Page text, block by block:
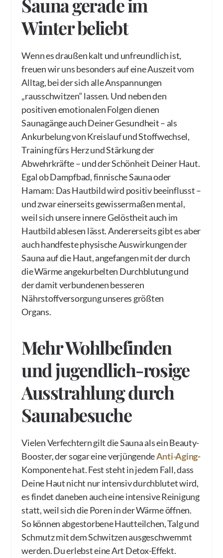
Sauna gerade im
Winter beliebt
Wenn es draußen kalt und unfreundlich ist,
freuen wir uns besonders auf eine Auszeit vom
Alltag, bei der sich alle Anspannungen
„rausschwitzen“ lassen. Und neben den
positiven emotionalen Folgen dienen
Saunagänge auch Deiner Gesundheit – als
Ankurbelung von Kreislauf und Stoffwechsel,
Training fürs Herz und Stärkung der
Abwehrkräfte – und der Schönheit Deiner Haut.
Egal ob Dampfbad, finnische Sauna oder
Hamam: Das Hautbild wird positiv beeinflusst –
und zwar einerseits gewissermaßen mental,
weil sich unsere innere Gelöstheit auch im
Hautbild ablesen lässt. Andererseits gibt es aber
auch handfeste physische Auswirkungen der
Sauna auf die Haut, angefangen mit der durch
die Wärme angekurbelten Durchblutung und
der damit verbundenen besseren
Nährstoffversorgung unseres größten
Organs.
Mehr Wohlbefinden
und jugendlich-rosige
Ausstrahlung durch
Saunabesuche
Vielen Verfechtern gilt die Sauna als ein Beauty-
Booster, der sogar eine verjüngendeAnti-Aging-
Komponente hat. Fest steht in jedem Fall, dass
Deine Haut nicht nur intensiv durchblutet wird,
es findet daneben auch eine intensive Reinigung
statt, weil sich die Poren in der Wärme öffnen.
So können abgestorbene Hautteilchen, Talg und
Schmutz mit dem Schwitzen ausgeschwemmt
werden. Du erlebst eine Art Detox-Effekt.